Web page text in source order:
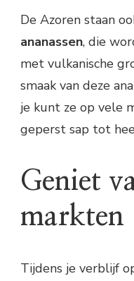
De Azoren staan
ananassen, die
met vulkanische
smaak van deze
je kunt ze op vele
geperst sap tot
Geniet
markten
Tijdens je verblijf